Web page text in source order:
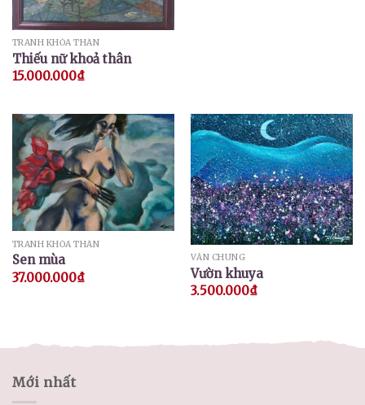
TRANH KHỎA THÂN
Thiếu nữ khoả thân
15.000.000₫
TRANH KHỎA THÂN
Sen mùa
37.000.000₫
VĂN CHUNG
Vườn khuya
3.500.000₫
Mới nhất